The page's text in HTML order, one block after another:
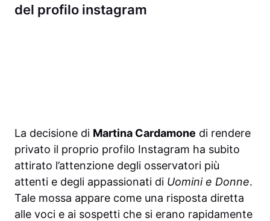
del profilo instagram
La decisione di Martina Cardamone di rendere
privato il proprio profilo Instagram ha subito
attirato l’attenzione degli osservatori più
attenti e degli appassionati di Uomini e Donne.
Tale mossa appare come una risposta diretta
alle voci e ai sospetti che si erano rapidamente